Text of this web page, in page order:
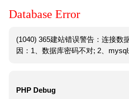
Database Error
(1040) 365建站错误警告：连接数
因：1、数据库密码不对; 2、mysql
PHP Debug